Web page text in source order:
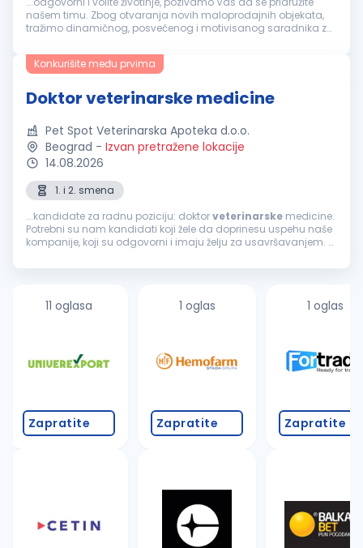
našem timu. Zbog otvaranja novih maloprodajnih objekata,
tražimo dinamičnog, posvećenog i motivisanog saradnika za
veterinarskojapoteci u sklopu...
Konkurišite među prvima
Doktor veterinarske medicine
Pet Spot Veterinarska Apoteka d.o.o.
Beograd - Izvan pretražene lokacije
14.08.2026
1. i 2. smena
...kandidate za radnu poziciju: doktorveterinarske medicine.
Potrebni su nam kandidati koji žele da doprinesu uspehu naše
kompanije, koji su odgovorni i imaju želju za usavršavanjem.
11 oglasa
Zapratite
1 oglas
Zapratite
1 oglas
Zapratite